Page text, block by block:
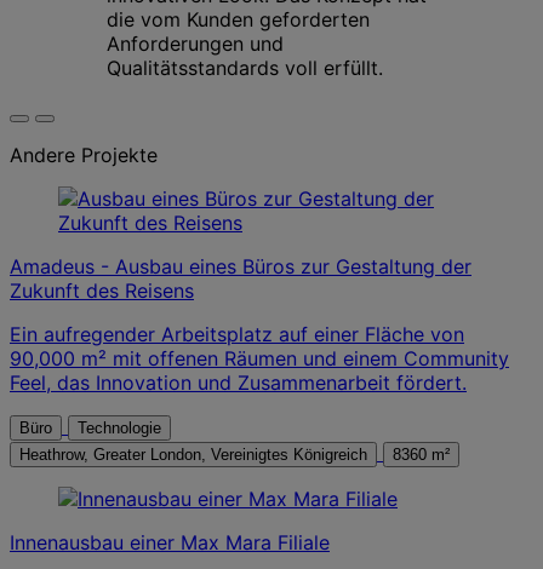
die vom Kunden geforderten
Anforderungen und
Qualitätsstandards voll erfüllt.
Andere Projekte
Amadeus - Ausbau eines Büros zur Gestaltung der
Zukunft des Reisens
Ein aufregender Arbeitsplatz auf einer Fläche von
90,000 m² mit offenen Räumen und einem Community
Feel, das Innovation und Zusammenarbeit fördert.
Büro
Technologie
Heathrow, Greater London, Vereinigtes Königreich
8360 m²
Innenausbau einer Max Mara Filiale